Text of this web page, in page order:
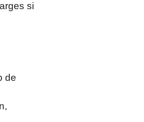
si
de